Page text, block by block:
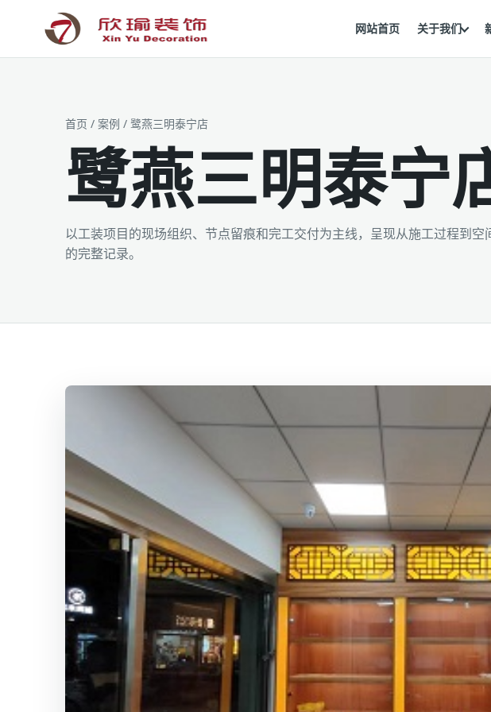
工装为主 · 家装为辅 · 设计施工
网站首页 关于我们
首页 / 案例 / 鹭燕三明泰宁店
鹭燕三明泰宁
以工装项目的现场组织、节点留痕和完工交付为主线，呈现从施工过程到空
的完整记录。